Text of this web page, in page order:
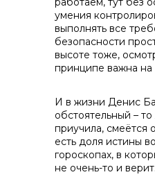
умения
выполнять все
безопасности
высоте тоже,
принципе важна на
И в жизни Денис
обстоятельный –
приучила, смеётся
есть доля истины
гороскопах, в
не очень-то и верит.